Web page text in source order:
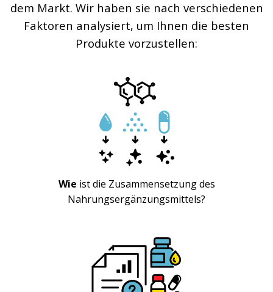
dem Markt. Wir haben sie nach verschiedenen
Faktoren analysiert, um Ihnen die besten
Produkte vorzustellen:
Wie ist die Zusammensetzung des
Nahrungsergänzungsmittels?